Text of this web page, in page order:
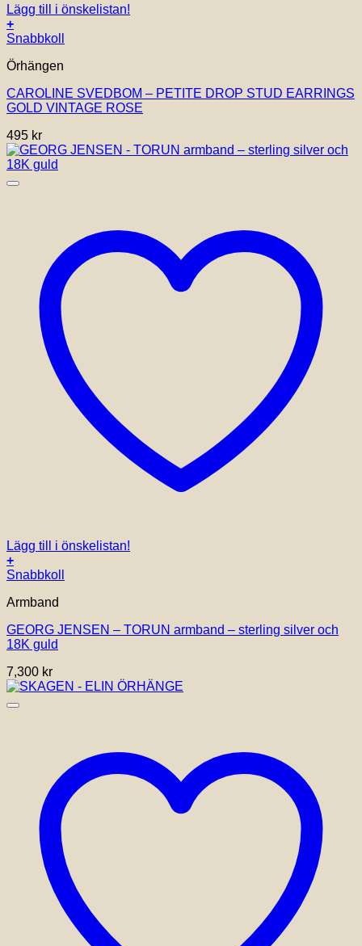
Lägg till i önskelistan!
+
Snabbkoll
Örhängen
CAROLINE SVEDBOM – PETITE DROP STUD EARRINGS
GOLD VINTAGE ROSE
495 kr
Lägg till i önskelistan!
+
Den
produkten
flera
varianter.
olika
alternativen
kan
Snabbkoll
Armband
GEORG JENSEN – TORUN armband – sterling silver och
18K guld
7,300 kr